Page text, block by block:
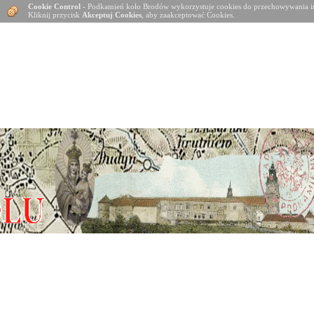
Cookie Control - Podkamień koło Brodów wykorzystuje cookies do
Kliknij przycisk Akceptuj Cookies , aby zaakceptować Cookies.